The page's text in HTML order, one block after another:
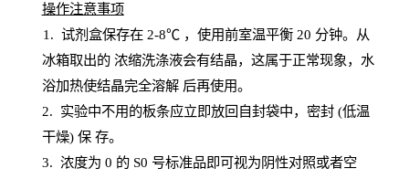
操作注意事项
1. 试剂盒保存在 2-8℃ ，使用前室温平衡 20 分钟。从
冰箱取出的 浓缩洗涤液会有结晶，这属于正常现象，水
浴加热使结晶完全溶解 后再使用。
2. 实验中不用的板条应立即放回自封袋中，密封(低温
干燥) 保 存。
3. 浓度为 0 的 S0 号标准品即可视为阴性对照或者空